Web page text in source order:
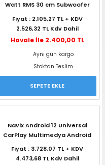
Watt RMS 30 cm Subwoofer
Fiyat : 2.105,27 TL + KDV
2.526,32 TL Kdv Dahil
Havale İle 2.400,00 TL
Aynı gün kargo
Stoktan Teslim
SEPETE EKLE
Navix Android 12 Universal
CarPlay Multimedya Android
Fiyat : 3.728,07 TL + KDV
4.473,68 TL Kdv Dahil